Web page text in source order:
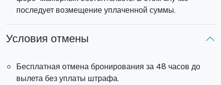
Посадка в 9:15
Максимальная вместимость
последует возмещение уплаченной суммы.
Условия отмены
Бесплатная отмена бронирования за 48 часов до
вылета без уплаты штрафа.